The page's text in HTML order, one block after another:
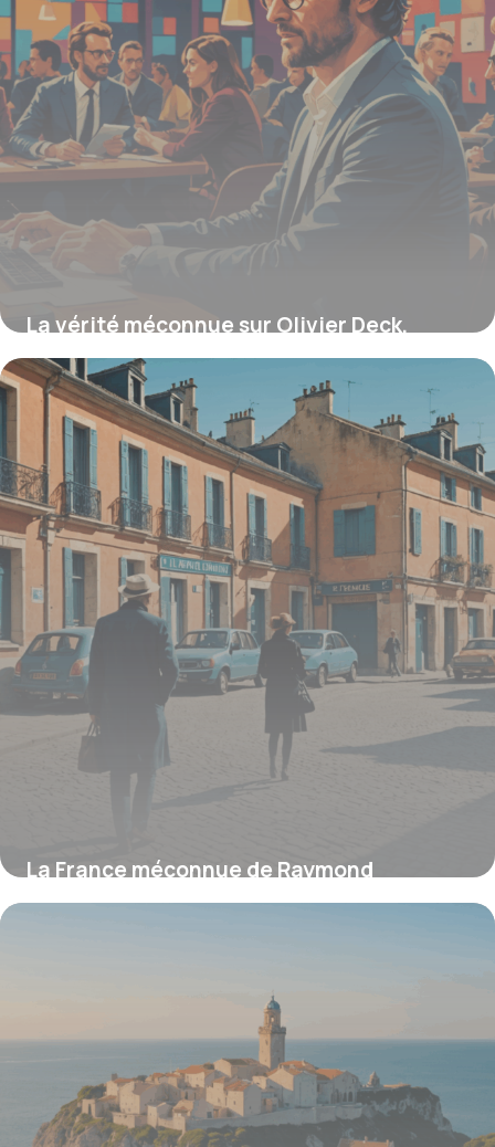
La vérité méconnue sur Olivier Deck,
l’artiste aux multiples talents qui
révolutionne la scène artistique française
28 juillet 2025
La France méconnue de Raymond
Depardon : découvrez la vision rare qui